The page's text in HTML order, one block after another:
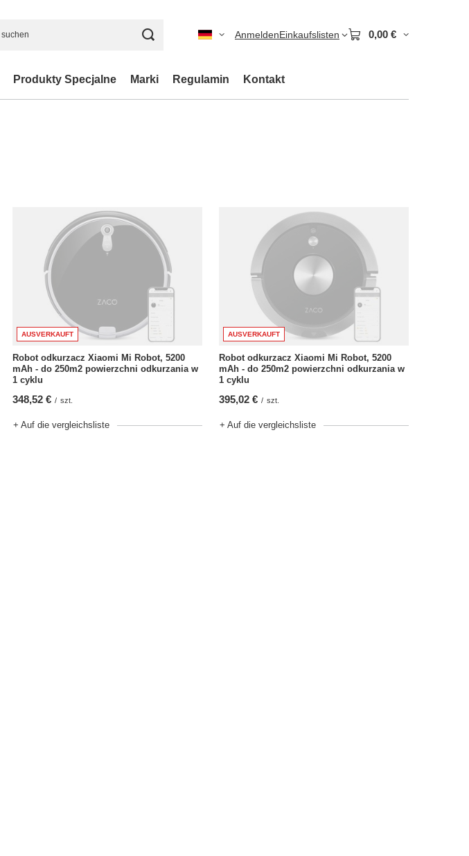
AnmeldenEinkaufslisten 0,00 €
Produkty Specjalne Marki Regulamin Kontakt
AUSVERKAUFT
Robot odkurzacz Xiaomi Mi Robot, 5200
mAh - do 250m2 powierzchni odkurzania w
1 cyklu
348,52 € / szt.
+ Auf die vergleichsliste
AUSVERKAUFT
Robot odkurzacz Xiaomi Mi Robot, 5200
mAh - do 250m2 powierzchni odkurzania w
1 cyklu
395,02 € / szt.
+ Auf die vergleichsliste